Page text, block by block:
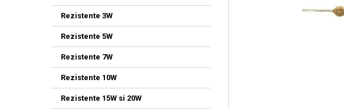
Rezistente 3W
Rezistente 5W
Rezistente 7W
Rezistente 10W
Rezistente 15W si 20W